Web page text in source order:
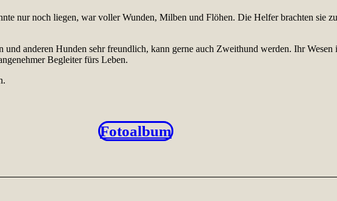
nur noch liegen, war voller Wunden, Milben und Flöhen. Die Helfer brachten sie
anderen Hunden sehr freundlich, kann gerne auch Zweithund werden. Ihr
Begleiter fürs Leben.
Fotoalbum